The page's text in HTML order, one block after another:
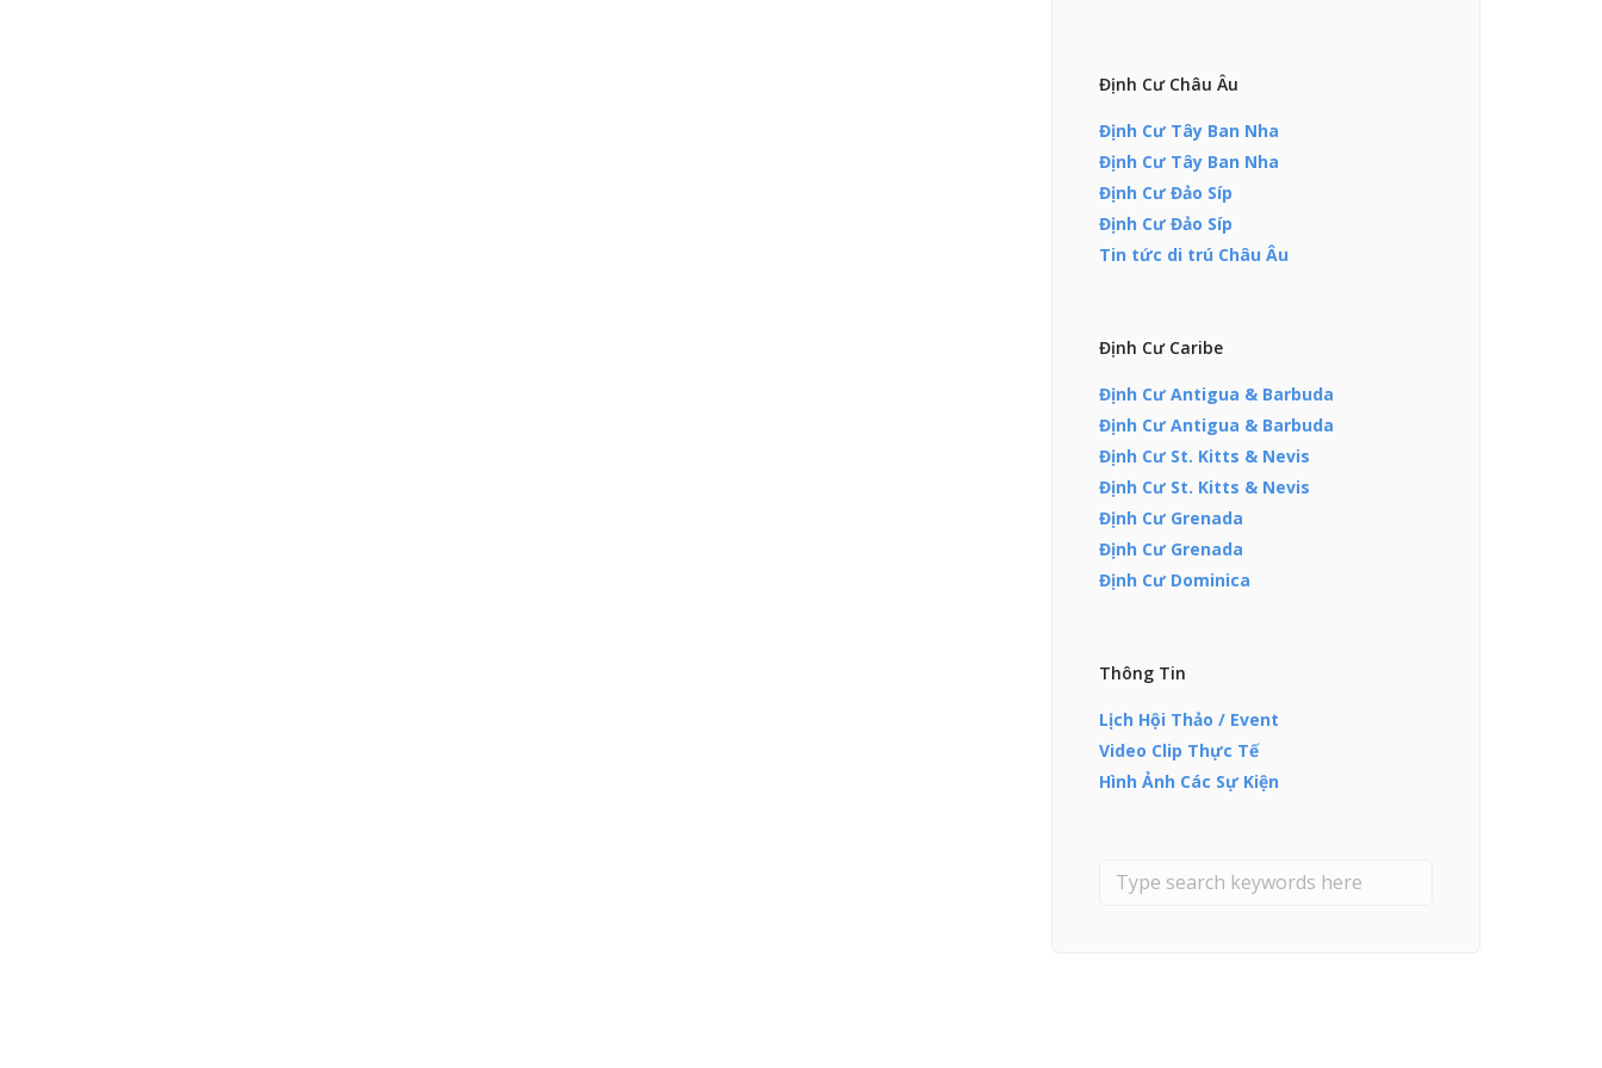
Định Cư Châu Âu
Định Cư Tây Ban Nha
Định Cư Tây Ban Nha
Định Cư Đảo Síp
Định Cư Đảo Síp
Tin tức di trú Châu Âu
Định Cư Caribe
Định Cư Antigua & Barbuda
Định Cư Antigua & Barbuda
Định Cư St. Kitts & Nevis
Định Cư St. Kitts & Nevis
Định Cư Grenada
Định Cư Grenada
Định Cư Dominica
Thông Tin
Lịch Hội Thảo / Event
Video Clip Thực Tế
Hình Ảnh Các Sự Kiện